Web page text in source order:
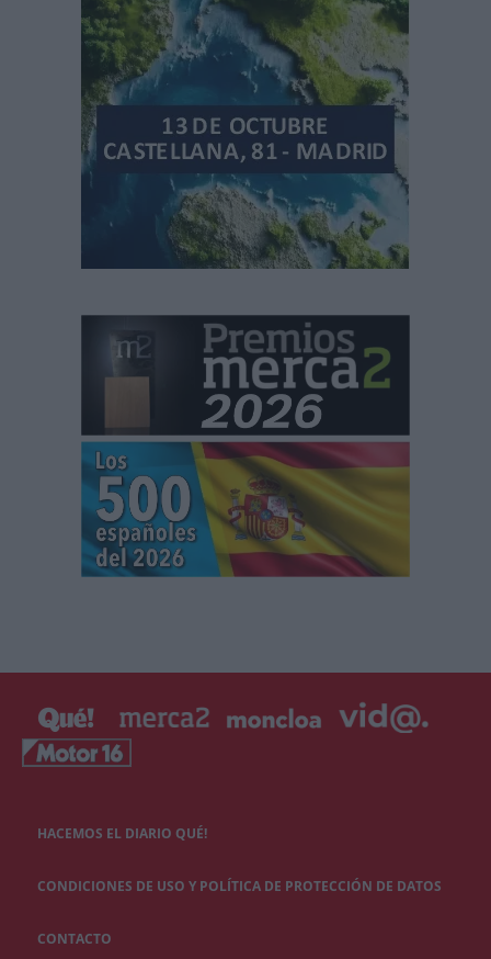
HACEMOS EL DIARIO QUÉ!
CONDICIONES DE USO Y POLÍTICA DE PROTECCIÓN DE DATOS
CONTACTO